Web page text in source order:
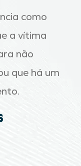
como
a vítima
não
que há um